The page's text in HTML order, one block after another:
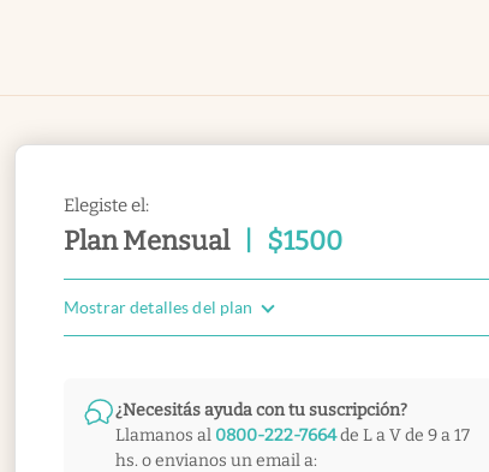
Elegiste el:
Plan Mensual $1500
Mostrar detalles del plan
¿Necesitás ayuda con tu suscripción?
Llamanos al 0800-222-7664de L a V de 9 a 17
hs. o envianos un email a: